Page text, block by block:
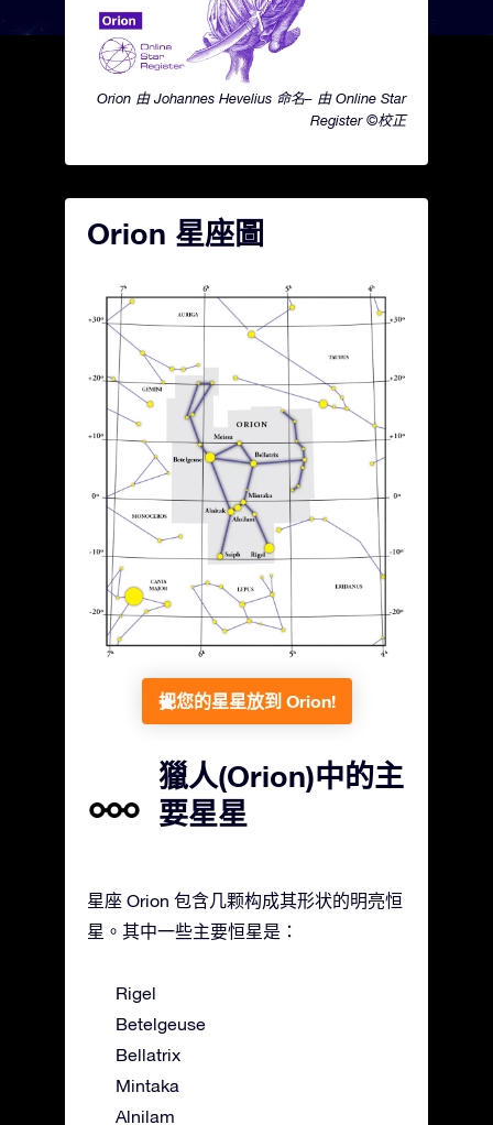
Orion 由 Johannes Hevelius 命名– 由 Online Star
Register ©校正
Orion 星座圖
把您的星星放到 Orion!
獵人(Orion)中的主
要星星
星座 Orion 包含几颗构成其形状的明亮恒
星。其中一些主要恒星是：
Rigel
Betelgeuse
Bellatrix
Mintaka
Alnilam